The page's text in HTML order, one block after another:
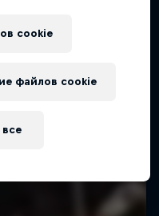
cookie
файлов cookie